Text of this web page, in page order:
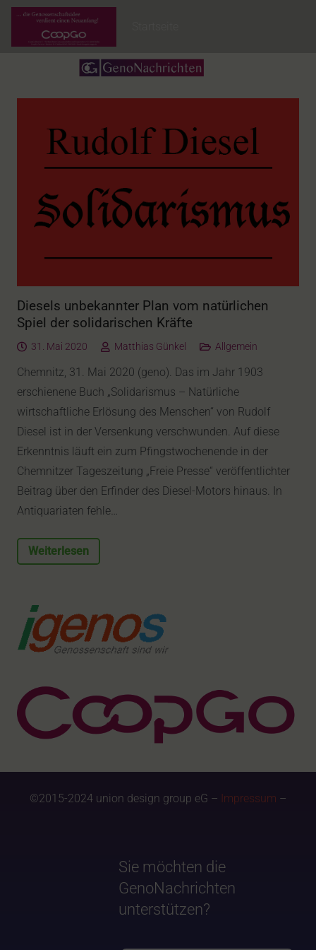
Diesels unbekannter Plan vom natürlichen
Spiel der solidarischen Kräfte
31. Mai 2020 Matthias Günkel Allgemein
Chemnitz, 31. Mai 2020 (geno). Das im Jahr 1903
erschienene Buch „Solidarismus – Natürliche
wirtschaftliche Erlösung des Menschen“ von Rudolf
Diesel ist in der Versenkung verschwunden. Auf diese
Erkenntnis läuft ein zum Pfingstwochenende in der
Chemnitzer Tageszeitung „Freie Presse“ veröffentlichter
Beitrag über den Erfinder des Diesel-Motors hinaus. In
Antiquariaten fehle…
Weiterlesen
©2015-2024 union design group eG – Impressum –
Sie möchten die
GenoNachrichten
unterstützen?